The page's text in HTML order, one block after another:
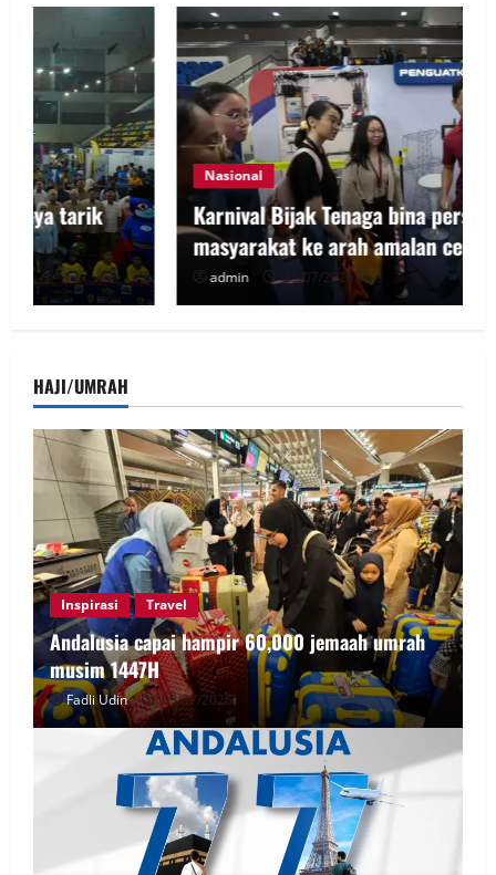
Nasional
Karnival Bijak Tenaga bina perspektif
masyarakat ke arah amalan cekap tenaga
admin 25/07/2026
HAJI/UMRAH
Inspirasi Travel
Andalusia capai hampir 60,000 jemaah umrah
musim 1447H
Fadli Udin 05/07/2026